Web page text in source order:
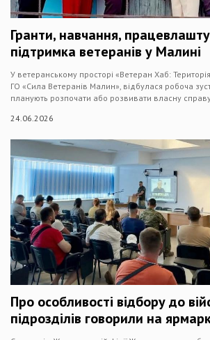
Гранти, навчання,
підтримка ветеранів у Малині
У ветеранському просторі «Ветеран Хаб:
ГО «Сила Ветеранів Малин», відбулася робоча
планують розпочати або розвивати власну
24.06.2026
Про особливості відбору до
підрозділів говорили на